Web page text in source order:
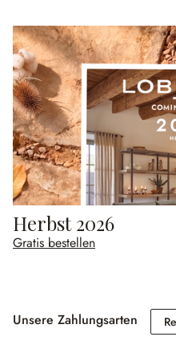
Herbst 2026
Gratis bestellen
Unsere Zahlungsarten